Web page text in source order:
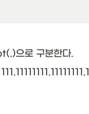
으로 구분한다.